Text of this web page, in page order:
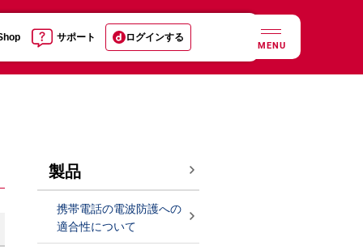
サポート ログインする
MENU
製品
携帯電話の電波防護への
適合性について